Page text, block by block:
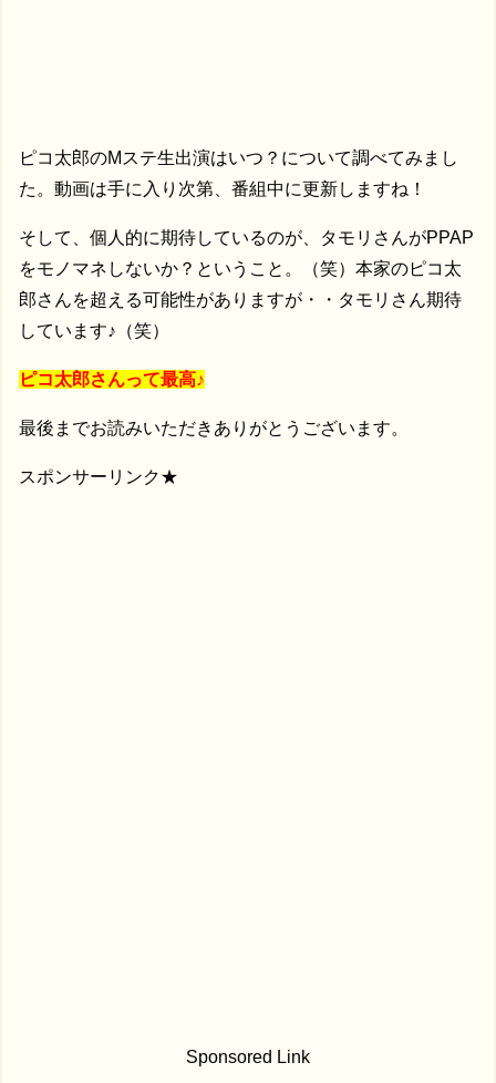
ピコ太郎のMステ生出演はいつ？について調べてみまし
た。動画は手に入り次第、番組中に更新しますね！
そして、個人的に期待しているのが、タモリさんがPPAP
をモノマネしないか？ということ。（笑）本家のピコ太
郎さんを超える可能性がありますが・・タモリさん期待
しています♪（笑）
ピコ太郎さんって最高♪
最後までお読みいただきありがとうございます。
スポンサーリンク★
Sponsored Link